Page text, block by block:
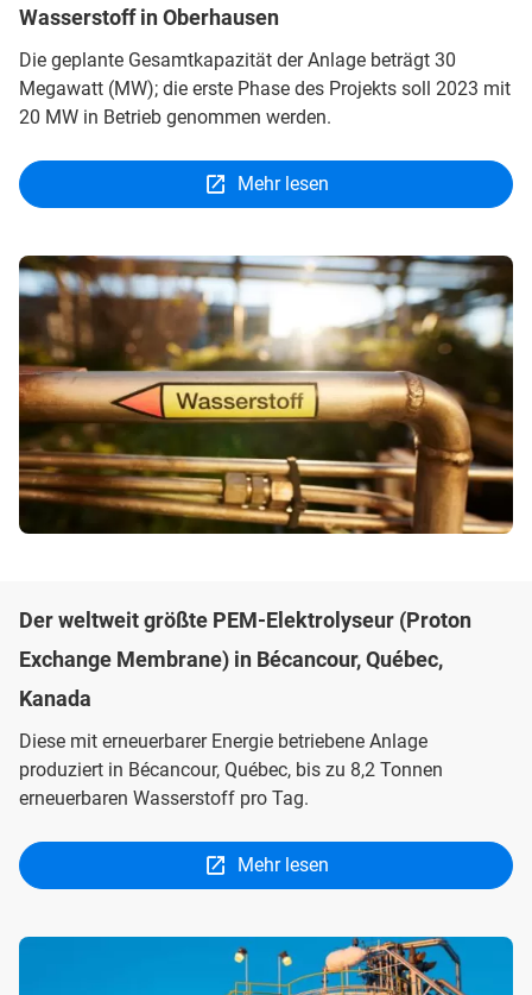
Wasserstoff in Oberhausen
Die geplante Gesamtkapazität der Anlage beträgt 30
Megawatt (MW); die erste Phase des Projekts soll 2023 mit
20 MW in Betrieb genommen werden.
Mehr lesen
Der weltweit größte PEM-Elektrolyseur (Proton
Exchange Membrane) in Bécancour, Québec,
Kanada
Diese mit erneuerbarer Energie betriebene Anlage
produziert in Bécancour, Québec, bis zu 8,2 Tonnen
erneuerbaren Wasserstoff pro Tag.
Mehr lesen